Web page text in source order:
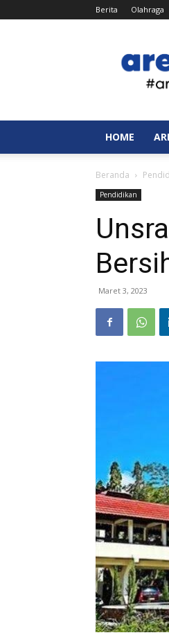
Berita Olahraga
HOME
Beranda
Pendidikan
Maret 3, 2023